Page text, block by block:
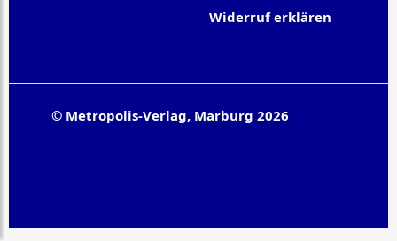
Widerruf erklären
© Metropolis-Verlag, Marburg 2026